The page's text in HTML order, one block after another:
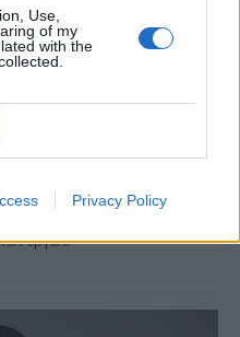
Use,
of my
with the
Privacy Policy
Στην ΑΒΑΞ η
ηλεκτροπαραγωγής
Θερμοηλεκτρική
τη μελέτη, την
MW. Η νέα ανάθεση
έργων.